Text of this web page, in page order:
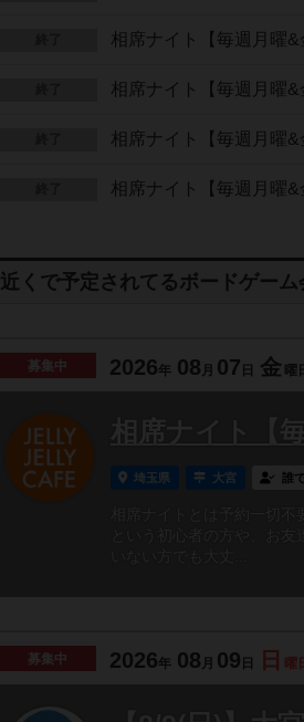
相席ナイト【毎週月曜&
相席ナイト【毎週月曜&
相席ナイト【毎週月曜&
相席ナイト【毎週月曜&
近くで予定されてるボードゲーム
募集中 2026年 08 月 07 金 曜日
相席ナイト【
埼玉県 大宮 誰
募集中 2026年 08 月 09 日 曜日